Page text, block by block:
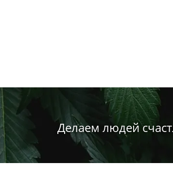
Делаем людей